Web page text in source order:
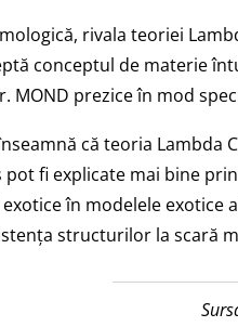
rivala teoriei
conceptul de materie
MOND prezice în mod
că teoria Lambda
fi explicate mai bine
exotice în modelele
structurilor la scară